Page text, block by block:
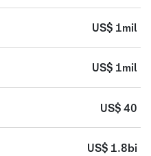
US$ 1mil
US$ 1mil
US$ 40
US$ 1.8bi